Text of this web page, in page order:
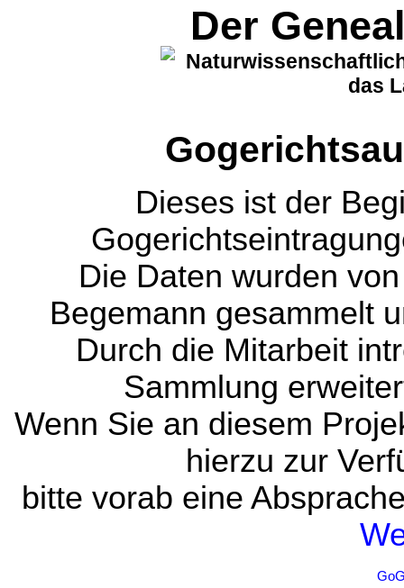
Der
das
Dieses ist der
Die Daten wurden
Begemann gesammelt
Durch die Mitarbeit
Sammlung
Wenn Sie an diesem
hierzu zur
bitte vorab eine